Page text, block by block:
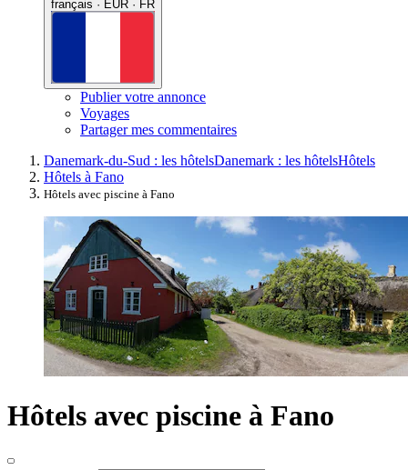
français · EUR · FR
Publier votre annonce
Voyages
Partager mes commentaires
Danemark-du-Sud : les hôtelsDanemark : les hôtelsHôtels
Hôtels à Fano
Hôtels avec piscine à Fano
Hôtels avec piscine à Fano